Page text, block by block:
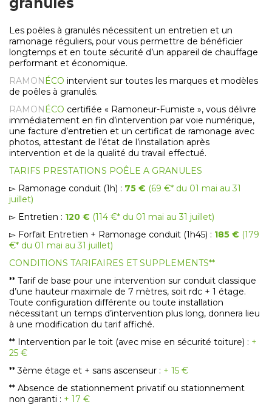
Les poêles à granulés nécessitent un entretien et un
ramonage réguliers, pour vous permettre de bénéficier
longtemps et en toute sécurité d’un appareil de chauffage
performant et économique.
RAMON ÉCO intervient sur toutes les marques et modèles
de poêles à granulés.
RAMON ÉCO certifiée « Ramoneur-Fumiste », vous délivre
immédiatement en fin d’intervention par voie numérique,
une facture d’entretien et un certificat de ramonage avec
photos, attestant de l’état de l’installation après
intervention et de la qualité du travail effectué.
TARIFS PRESTATIONS POÊLE A GRANULES
▻ Ramonage conduit (1h) : 75 € (69 €* du 01 mai au 31
juillet)
▻ Entretien : 120 € (114 €* du 01 mai au 31 juillet)
▻ Forfait Entretien + Ramonage conduit (1h45) : 185 € (179
€* du 01 mai au 31 juillet)
CONDITIONS TARIFAIRES ET SUPPLEMENTS**
** Tarif de base pour une intervention sur conduit classique
d’une hauteur maximale de 7 mètres, soit rdc + 1 étage.
Toute configuration différente ou toute installation
nécessitant un temps d’intervention plus long, donnera lieu
à une modification du tarif affiché.
** Intervention par le toit (avec mise en sécurité toiture) : +
25 €
** 3ème étage et + sans ascenseur : + 15 €
** Absence de stationnement privatif ou stationnement
non garanti : + 17 €